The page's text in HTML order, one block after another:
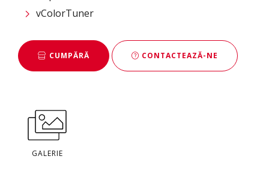
vColorTuner
CUMPĂRĂ CONTACTEAZĂ-NE
GALERIE